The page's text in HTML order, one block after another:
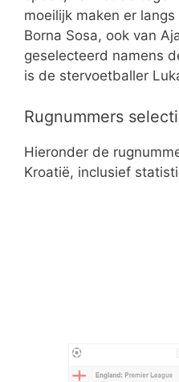
moeilijk maken er
Borna Sosa, ook van
geselecteerd namens
is de stervoetballer
Rugnummers
Hieronder de
Kroatië, inclusief